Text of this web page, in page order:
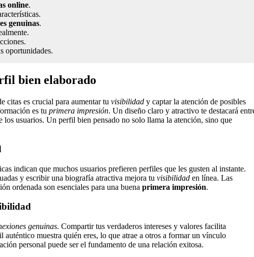
online.
genuinas.
oportunidades.
bien elaborado
citas es crucial para aumentar tu visibilidad y captar la atención de posibles
es tu primera impresión. Un diseño claro y atractivo te destacará
los usuarios. Un perfil bien pensado no solo llama la atención, sino que
indican que muchos usuarios prefieren perfiles que les gusten al instante.
y escribir una biografía atractiva mejora tu visibilidad en línea. Las
ordenada son esenciales para una buena primera impresión.
genuinas. Compartir tus verdaderos intereses y valores facilita
auténtico muestra quién eres, lo que atrae a otros a formar un vínculo
personal puede ser el fundamento de una relación exitosa.